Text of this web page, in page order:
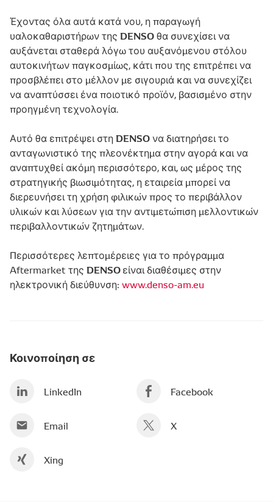
Έχοντας όλα αυτά κατά νου, η παραγωγή
υαλοκαθαριστήρων της DENSOθα συνεχίσει να
αυξάνεται σταθερά λόγω του αυξανόμενου στόλου
αυτοκινήτων παγκοσμίως, κάτι που της επιτρέπει να
προσβλέπει στο μέλλον με σιγουριά και να συνεχίζει
να αναπτύσσει ένα ποιοτικό προϊόν, βασισμένο στην
προηγμένη τεχνολογία.
Αυτό θα επιτρέψει στηDENSOνα διατηρήσει το
ανταγωνιστικό της πλεονέκτημα στην αγορά και να
αναπτυχθεί ακόμη περισσότερο, και, ως μέρος της
στρατηγικής βιωσιμότητας, η εταιρεία μπορεί να
διερευνήσει τη χρήση φιλικών προς το περιβάλλον
υλικών και λύσεων για την αντιμετώπιση μελλοντικών
περιβαλλοντικών ζητημάτων.
Περισσότερες λεπτομέρειες για το πρόγραμμα
Aftermarket της DENSOείναι διαθέσιμες στην
ηλεκτρονική διεύθυνση: www.denso-am.eu
Κοινοποίηση σε
LinkedIn Facebook
Email X
Xing